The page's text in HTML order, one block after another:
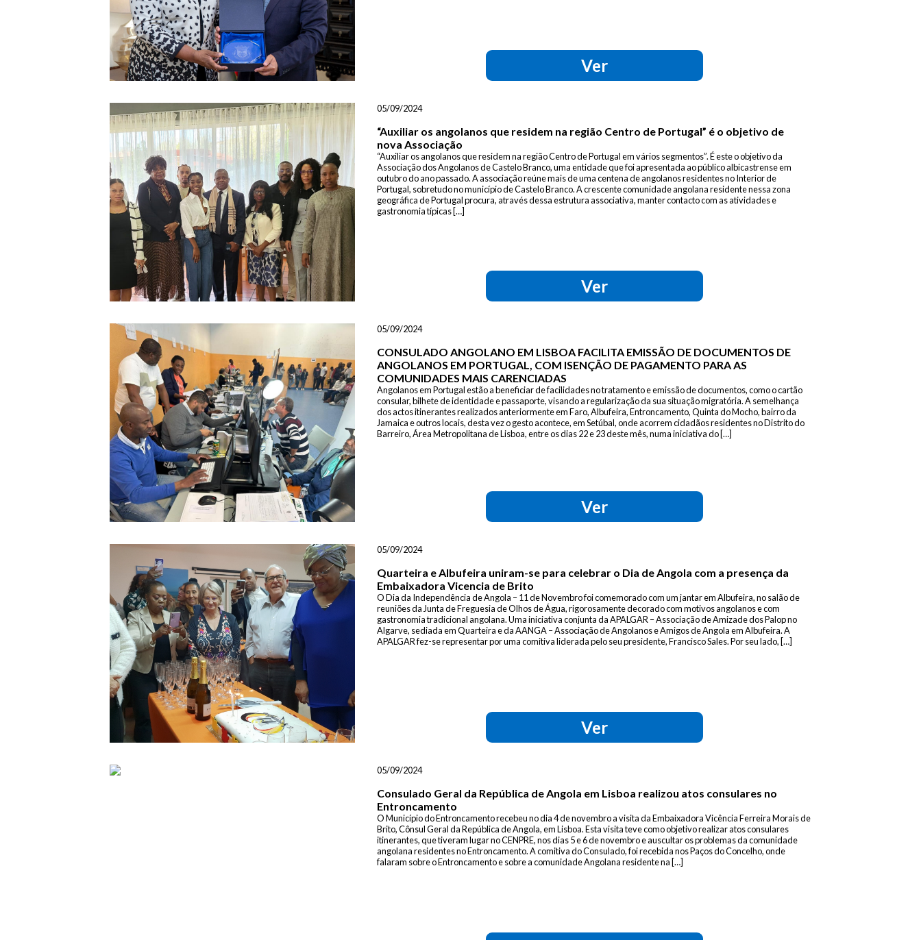
Ver
05/09/2024
“Auxiliar os angolanos que residem na região Centro de Portugal” é o objetivo de
nova Associação
“Auxiliar os angolanos que residem na região Centro de Portugal em vários segmentos”. É este o objetivo da
Associação dos Angolanos de Castelo Branco, uma entidade que foi apresentada ao público albicastrense em
outubro do ano passado. A associação reúne mais de uma centena de angolanos residentes no Interior de
Portugal, sobretudo no município de Castelo Branco. A crescente comunidade angolana residente nessa zona
geográfica de Portugal procura, através dessa estrutura associativa, manter contacto com as atividades e
gastronomia típicas […]
Ver
05/09/2024
CONSULADO ANGOLANO EM LISBOA FACILITA EMISSÃO DE DOCUMENTOS DE
ANGOLANOS EM PORTUGAL, COM ISENÇÃO DE PAGAMENTO PARA AS
COMUNIDADES MAIS CARENCIADAS
Angolanos em Portugal estão a beneficiar de facilidades no tratamento e emissão de documentos, como o cartão
consular, bilhete de identidade e passaporte, visando a regularização da sua situação migratória. A semelhança
dos actos itinerantes realizados anteriormente em Faro, Albufeira, Entroncamento, Quinta do Mocho, bairro da
Jamaica e outros locais, desta vez o gesto acontece, em Setúbal, onde acorrem cidadãos residentes no Distrito do
Barreiro, Área Metropolitana de Lisboa, entre os dias 22 e 23 deste mês, numa iniciativa do […]
Ver
05/09/2024
Quarteira e Albufeira uniram-se para celebrar o Dia de Angola com a presença da
Embaixadora Vicencia de Brito
O Dia da Independência de Angola – 11 de Novembro foi comemorado com um jantar em Albufeira, no salão de
reuniões da Junta de Freguesia de Olhos de Água, rigorosamente decorado com motivos angolanos e com
gastronomia tradicional angolana. Uma iniciativa conjunta da APALGAR – Associação de Amizade dos Palop no
Algarve, sediada em Quarteira e da AANGA – Associação de Angolanos e Amigos de Angola em Albufeira. A
APALGAR fez-se representar por uma comitiva liderada pelo seu presidente, Francisco Sales. Por seu lado, […]
Ver
05/09/2024
Consulado Geral da República de Angola em Lisboa realizou atos consulares no
Entroncamento
O Município do Entroncamento recebeu no dia 4 de novembro a visita da Embaixadora Vicência Ferreira Morais de
Brito, Cônsul Geral da República de Angola, em Lisboa. Esta visita teve como objetivo realizar atos consulares
itinerantes, que tiveram lugar no CENPRE, nos dias 5 e 6 de novembro e auscultar os problemas da comunidade
angolana residentes no Entroncamento. A comitiva do Consulado, foi recebida nos Paços do Concelho, onde
falaram sobre o Entroncamento e sobre a comunidade Angolana residente na […]